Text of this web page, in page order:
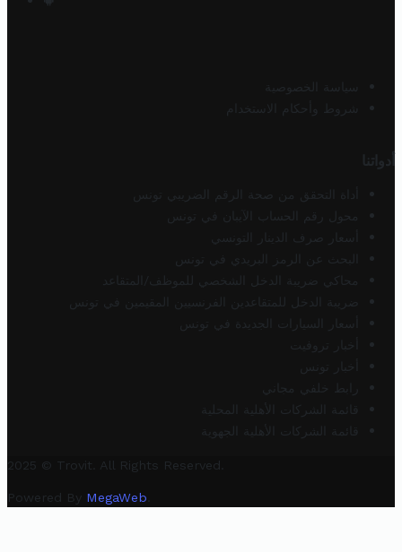
سياسة الخصوصية
شروط وأحكام الاستخدام
أدواتنا
أداة التحقق من صحة الرقم الضريبي تونس
محول رقم الحساب الآيبان في تونس
أسعار صرف الدينار التونسي
البحث عن الرمز البريدي في تونس
محاكي ضريبة الدخل الشخصي للموظف/المتقاعد
ضريبة الدخل للمتقاعدين الفرنسيين المقيمين في تونس
أسعار السيارات الجديدة في تونس
أخبار تروفيت
أخبار تونس
رابط خلفي مجاني
قائمة الشركات الأهلية المحلية
قائمة الشركات الأهلية الجهوية
2025 © Trovit. All Rights Reserved.
Powered By MegaWeb